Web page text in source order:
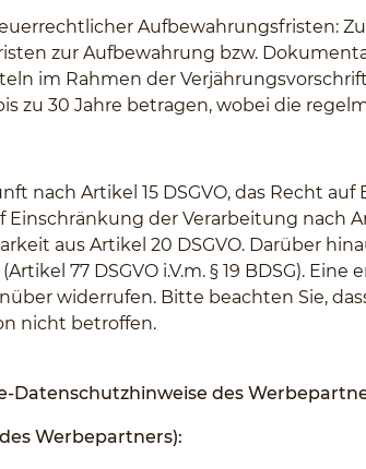
Aufbewahrungsfristen:
zur Aufbewahrung bzw.
im Rahmen der
zu 30 Jahre betragen, wobei die
nach Artikel 15 DSGVO, das Recht
Einschränkung der Verarbeitung nach
aus Artikel 20 DSGVO. Darüber
77 DSGVO i.V.m. § 19 BDSG).
widerrufen. Bitte beachten Sie,
nicht betroffen.
des
Werbepartners):